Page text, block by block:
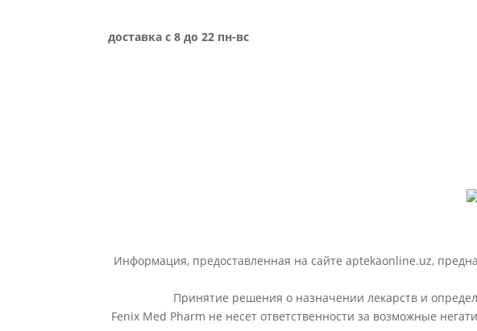
доставка с 8 до 22 пн-вс
Информация, предоставленная на сайте aptekaonline.uz,
Принятие решения о назначении лекарств и
Fenix Med Pharm не несет ответственности за возможные